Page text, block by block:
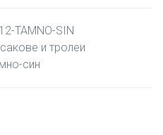
TAMNO-SIN
и тролеи
син